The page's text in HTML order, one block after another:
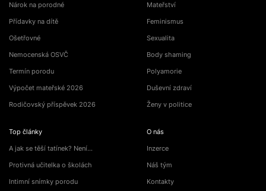
Nárok na porodné
Přídavky na dítě
Ošetřovné
Nemocenská OSVČ
Termín porodu
Výpočet mateřské 2026
Rodičovský příspěvek 2026
Top články
A jak se těší tatínek? Není…
Protivná učitelka o školách
Intimní snímky porodu
Mateřství
Feminismus
Sexualita
Body shaming
Polyamorie
Duševní zdraví
Ženy v politice
O nás
Inzerce
Náš tým
Kontakty